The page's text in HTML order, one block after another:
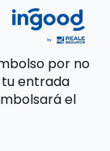
por no
entrada
el